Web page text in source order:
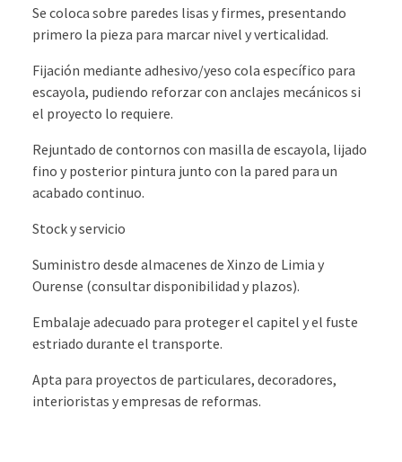
Se coloca sobre paredes lisas y firmes, presentando
primero la pieza para marcar nivel y verticalidad.
Fijación mediante adhesivo/yeso cola específico para
escayola, pudiendo reforzar con anclajes mecánicos si
el proyecto lo requiere.
Rejuntado de contornos con masilla de escayola, lijado
fino y posterior pintura junto con la pared para un
acabado continuo.
Stock y servicio
Suministro desde almacenes de Xinzo de Limia y
Ourense (consultar disponibilidad y plazos).
Embalaje adecuado para proteger el capitel y el fuste
estriado durante el transporte.
Apta para proyectos de particulares, decoradores,
interioristas y empresas de reformas.